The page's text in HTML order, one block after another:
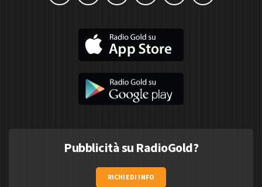
Pubblicità su RadioGold?
RICHIEDI INFO